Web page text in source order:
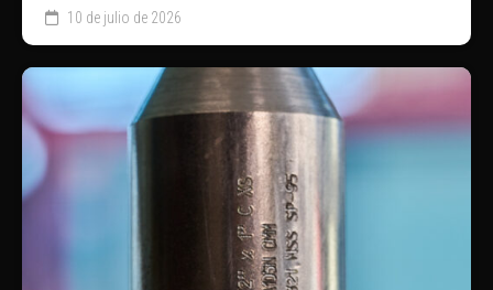
10 de julio de 2026